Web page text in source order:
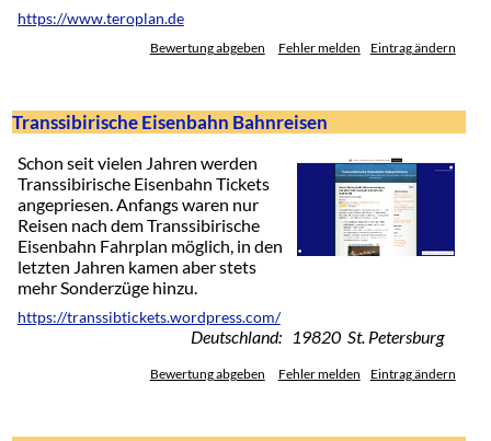
https://www.teroplan.de
Bewertung abgeben Fehler melden Eintrag ändern
Transsibirische Eisenbahn Bahnreisen
Schon seit vielen Jahren werden
Transsibirische Eisenbahn Tickets
angepriesen. Anfangs waren nur
Reisen nach dem Transsibirische
Eisenbahn Fahrplan möglich, in den
letzten Jahren kamen aber stets
mehr Sonderzüge hinzu.
https://transsibtickets.wordpress.com/
Deutschland: 19820 St. Petersburg
Bewertung abgeben Fehler melden Eintrag ändern